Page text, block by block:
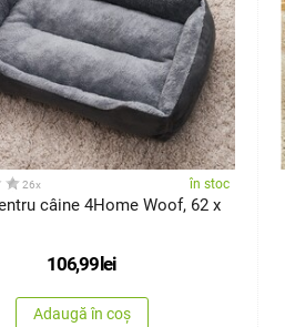
26x în stoc
câine 4Home Woof, 62 x
106,99lei
Adaugă în coș